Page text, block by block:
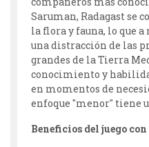
Saruman, Radagast se
la flora y fauna, lo que
una distracción de las
grandes de la Tierra
conocimiento y
en momentos de
enfoque "menor" tiene
Beneficios del juego con